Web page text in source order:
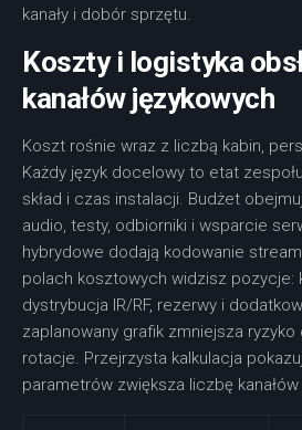
kanały i dobór sprzętu.
Koszty i logistyka
kanałów językowych
Koszt rośnie wraz z liczbą kabin,
Każdy język docelowy to etat
skład i czas instalacji. Budżet
audio, testy, odbiorniki i wsparcie
hybrydowe dodają kodowanie
polach kosztowych widzisz pozycje:
dystrybucja IR/RF, rezerwy i
zaplanowany grafik zmniejsza ryzyko
rotacje. Przejrzysta kalkulacja
parametrów zwiększa liczbę